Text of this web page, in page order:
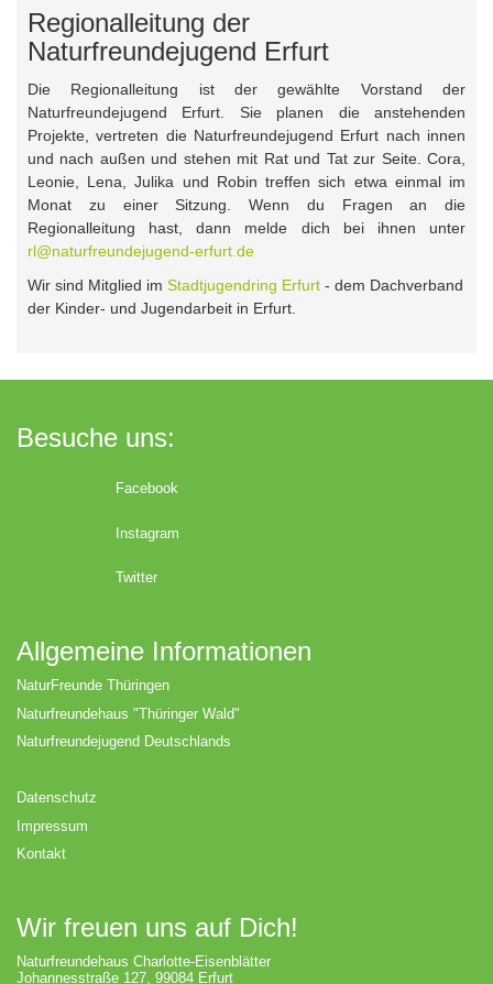
Regionalleitung der
Naturfreundejugend Erfurt
Die Regionalleitung ist der gewählte Vorstand der
Naturfreundejugend Erfurt. Sie planen die anstehenden
Projekte, vertreten die Naturfreundejugend Erfurt nach innen
und nach außen und stehen mit Rat und Tat zur Seite. Cora,
Leonie, Lena, Julika und Robin treffen sich etwa einmal im
Monat zu einer Sitzung. Wenn du Fragen an die
Regionalleitung hast, dann melde dich bei ihnen unter
rl@naturfreundejugend-erfurt.de
Wir sind Mitglied im Stadtjugendring Erfurt - dem Dachverband
der Kinder- und Jugendarbeit in Erfurt.
Besuche uns:
Facebook
Instagram
Twitter
Allgemeine Informationen
NaturFreunde Thüringen
Naturfreundehaus "Thüringer Wald"
Naturfreundejugend Deutschlands
Datenschutz
Impressum
Kontakt
Wir freuen uns auf Dich!
Naturfreundehaus Charlotte-Eisenblätter
Johannesstraße 127, 99084 Erfurt